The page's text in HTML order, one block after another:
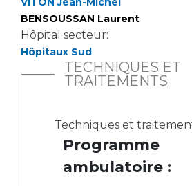
BENSOUSSAN Laurent
Hôpital secteur:
Hôpitaux Sud
TECHNIQUES ET
TRAITEMENTS
Techniques et
Programme
ambulatoire :